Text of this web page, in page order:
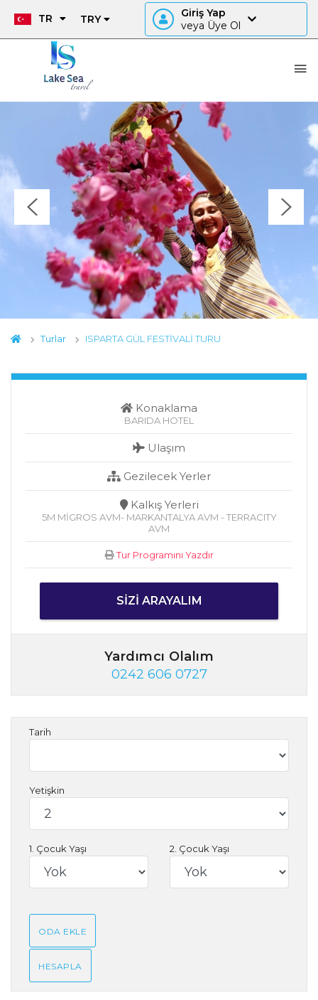
TR TRY
Giriş Yap
veya Üye Ol
Turlar ISPARTA GÜL FESTİVALİ TURU
Konaklama
BARIDA HOTEL
Ulaşım
Gezilecek Yerler
Kalkış Yerleri
5M MİGROS AVM- MARKANTALYA AVM - TERRACITY
AVM
Tur Programını Yazdır
SIZI ARAYALIM
Yardımcı Olalım
0242 606 0727
Tarih
Yetişkin
1. Çocuk Yaşı 2. Çocuk Yaşı
ODA EKLE
HESAPLA